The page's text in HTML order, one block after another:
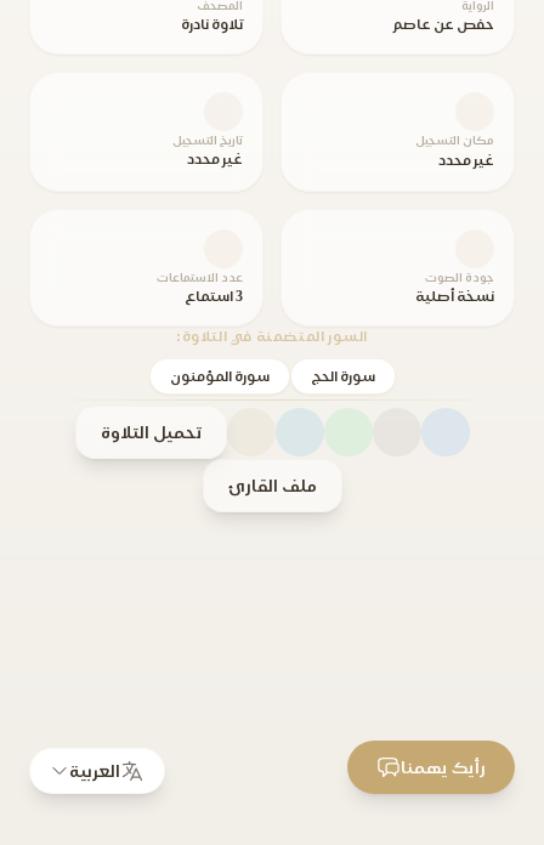
الرواية
حفص عن عاصم
المصحف
تلاوة نادرة
مكان التسجيل
غير محدد
تاريخ التسجيل
غير محدد
جودة الصوت
نسخة أصلية
عدد الاستماعات
3 استماع
السور المتضمنة في التلاوة:
سورة الحج سورة المؤمنون
تحميل التلاوة
ملف القارئ
العربية رأيك يهمنا